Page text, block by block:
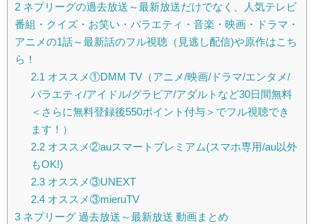
2 ネプリーグの過去放送～最新放送だけでなく、人気テレビ
番組・クイズ・お笑い・バラエティ・音楽・映画・ドラマ・
アニメの1話～最新話のフル視聴（見逃し配信)や原作はこち
ら！
2.1 オススメ①DMM TV（アニメ/映画/ドラマ/エンタメ/
バラエティ/アイドル/グラビア/アダルトなど30日間無料
＜さらに無料登録後550ポイント付与＞でフル視聴でき
ます！）
2.2オススメ②auスマートプレミアム(スマホ専用/au以外
もOK!)
2.3オススメ③UNEXT
2.4オススメ③mieruTV
3 ネプリーグ 過去放送～最新放送 動画まとめ